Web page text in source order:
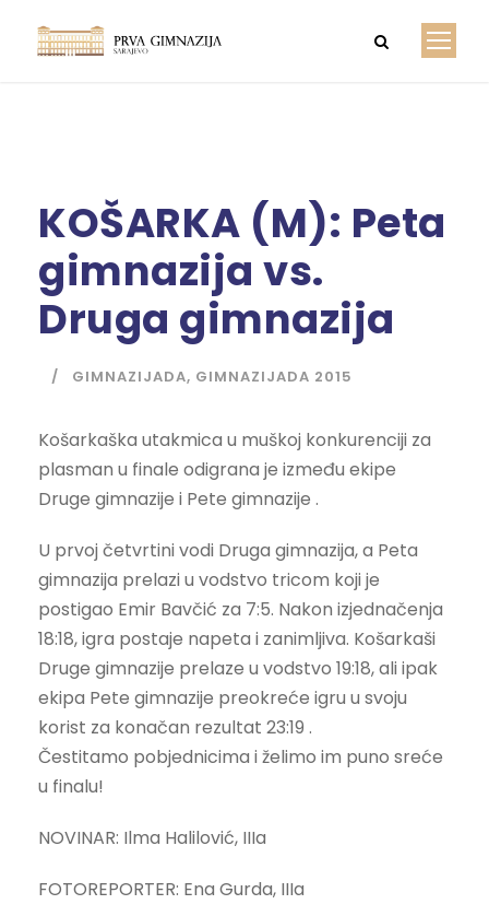
KOŠARKA (M): Peta
gimnazija vs.
Druga gimnazija
GIMNAZIJADA, GIMNAZIJADA 2015
Košarkaška utakmica u muškoj konkurenciji za
plasman u finale odigrana je između ekipe
Druge gimnazije i Pete gimnazije .
U prvoj četvrtini vodi Druga gimnazija, a Peta
gimnazija prelazi u vodstvo tricom koji je
postigao Emir Bavčić za 7:5. Nakon izjednačenja
18:18, igra postaje napeta i zanimljiva. Košarkaši
Druge gimnazije prelaze u vodstvo 19:18, ali ipak
ekipa Pete gimnazije preokreće igru u svoju
korist za konačan rezultat 23:19 .
Čestitamo pobjednicima i želimo im puno sreće
u finalu!
NOVINAR: Ilma Halilović, IIIa
FOTOREPORTER: Ena Gurda, IIIa